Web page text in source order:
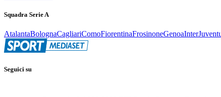
Squadra Serie A
AtalantaBolognaCagliariComoFiorentinaFrosinoneGenoaInter
Seguici su